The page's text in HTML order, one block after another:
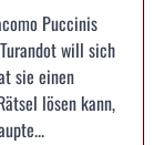
Puccinis
will sich
sie einen
lösen kann,